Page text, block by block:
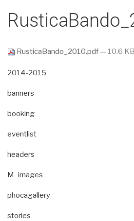
RusticaBando_2010.pdf— 10.6 KB
2014-2015
banners
booking
eventlist
headers
M_images
phocagallery
stories